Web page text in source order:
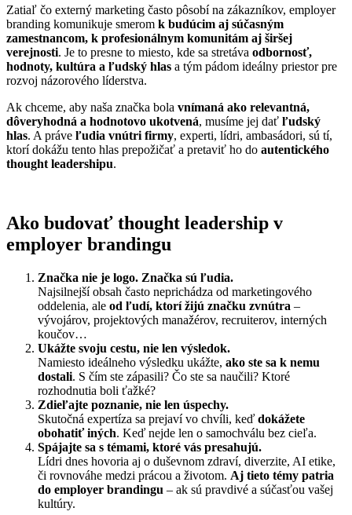
Zatiaľ čo externý marketing často pôsobí na zákazníkov, employer
branding komunikuje smerom k budúcim aj súčasným
zamestnancom, k profesionálnym komunitám aj širšej
verejnosti. Je to presne to miesto, kde sa stretáva odbornosť,
hodnoty, kultúra a ľudský hlas a tým pádom ideálny priestor pre
rozvoj názorového líderstva.
Ak chceme, aby naša značka bola vnímaná ako relevantná,
dôveryhodná a hodnotovo ukotvená, musíme jej dať ľudský
hlas. A práve ľudia vnútri firmy, experti, lídri, ambasádori, sú tí,
ktorí dokážu tento hlas prepožičať a pretaviť ho do autentického
thought leadershipu.
Ako budovať thought leadership v
employer brandingu
Značka nie je logo. Značka sú ľudia.
Najsilnejší obsah často neprichádza od marketingového
oddelenia, ale od ľudí, ktorí žijú značku zvnútra –
vývojárov, projektových manažérov, recruiterov, interných
koučov…
Ukážte svoju cestu, nie len výsledok.
Namiesto ideálneho výsledku ukážte, ako ste sa k nemu
dostali. S čím ste zápasili? Čo ste sa naučili? Ktoré
rozhodnutia boli ťažké?
Zdieľajte poznanie, nie len úspechy.
Skutočná expertíza sa prejaví vo chvíli, keď dokážete
obohatiť iných. Keď nejde len o samochválu bez cieľa.
Spájajte sa s témami, ktoré vás presahujú.
Lídri dnes hovoria aj o duševnom zdraví, diverzite, AI etike,
či rovnováhe medzi prácou a životom. Aj tieto témy patria
do employer brandingu – ak sú pravdivé a súčasťou vašej
kultúry.